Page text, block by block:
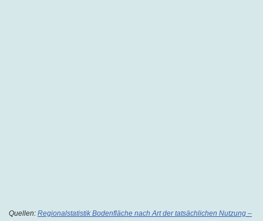
Quellen: Regionalstatistik Bodenfläche nach Art der tatsächlichen Nutzung –